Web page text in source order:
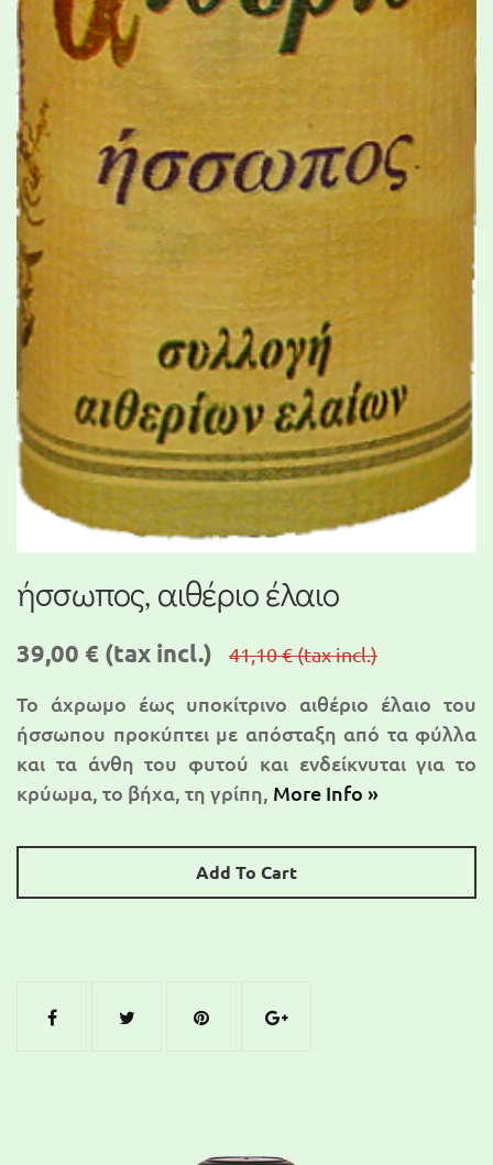
ήσσωπος, αιθέριο έλαιο
39,00 € (tax incl.) 41,10 €(tax incl.)
Το άχρωμο έως υποκίτρινο αιθέριο έλαιο του
ήσσωπου προκύπτει με απόσταξη από τα φύλλα
και τα άνθη του φυτού και ενδείκνυται για το
κρύωμα, το βήχα, τη γρίπη, More Info »
Add To Cart